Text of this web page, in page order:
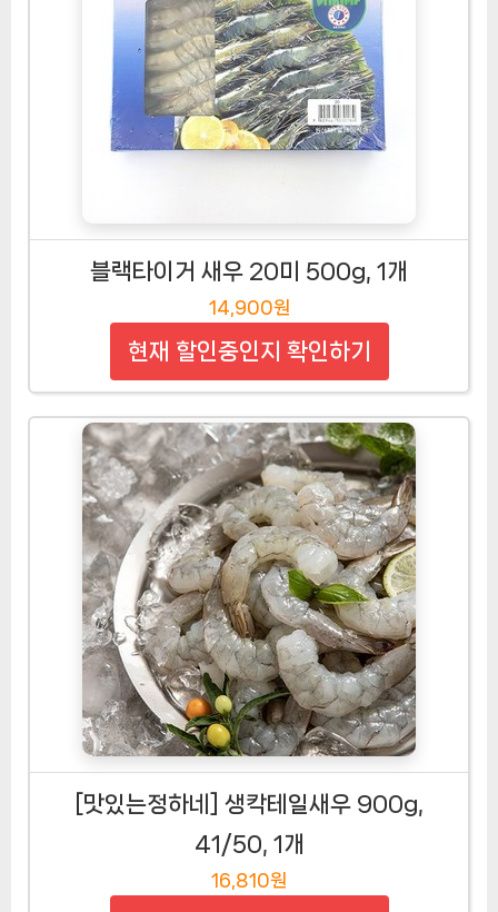
블랙타이거 새우 20미 500g, 1개
14,900원
현재 할인중인지 확인하기
[맛있는정하네] 생칵테일새우 900g,
41/50, 1개
16,810원